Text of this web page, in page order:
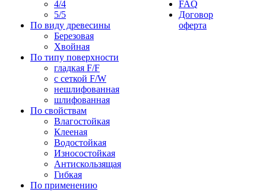
4/4
5/5
По виду древесины
Березовая
Хвойная
По типу поверхности
гладкая F/F
с сеткой F/W
нешлифованная
шлифованная
По свойствам
Влагостойкая
Клееная
Водостойкая
Износостойкая
Антискользящая
Гибкая
По применению
FAQ
Договор
оферта